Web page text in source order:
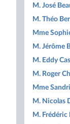
M. José
M. Théo
Mme
M. Jérôme
M. Eddy
M. Roger
Mme
M. Nicolas
M. Frédéric